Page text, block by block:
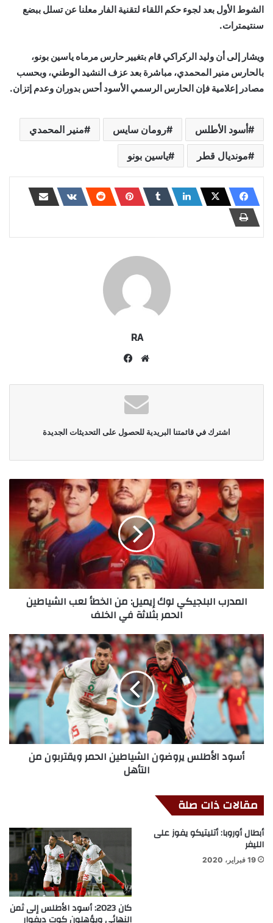
الشوط الأول بعد لجوء حكم اللقاء لتقنية الفار معلنا عن تسلل ببضع
سنتيمترات.
ويشار إلى أن وليد الركراكي قام بتغيير حارس مرماه ياسين بونو،
بالحارس منير المحمدي، مباشرة بعد عزف النشيد الوطني، وبحسب
مصادر إعلامية فإن الحارس الرسمي الأسود أحس بدوران وعدم إتزان.
أسود الأطلس رومان سايس منير المحمدي
مونديال قطر ياسين بونو
RA
موقع
اشترك في قائمتنا البريدية للحصول على التحديثات الجديدة
المدرب البلجيكي لوك إيميل: من الخطأ لعب الشياطين
الحمر بثلاثة في الخلف
أسود الأطلس يروضون الشياطين الحمر ويقتربون من
التأهل
مقالات ذات صلة
أبطال أوروبا: أتليتيكو يفوز على
الليفر
19 فبراير، 2020
كان 2023: أسود الأطلس إلى ثمن